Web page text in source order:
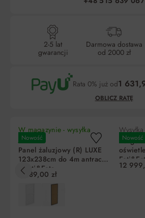
2-5 lat
gwarancji
Darmowa dostawa
od 2000 zł
Rata 0% już od1
OBLICZ RATĘ
Liczba
rat
RRSO
Nowość
W magazynie - wysyłka
jutro!
Panel żaluzjowy (R) LUXE
123x238cm do 4m antracyt
1 Esti&Esta
2 589,00 zł
Nowość
12